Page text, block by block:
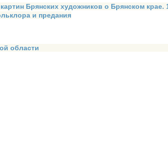
Брянских художников о Брянском
и предания
области